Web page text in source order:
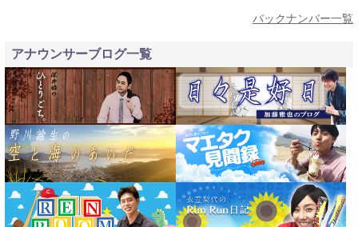
バックナンバー一覧
アナウンサーブログ一覧